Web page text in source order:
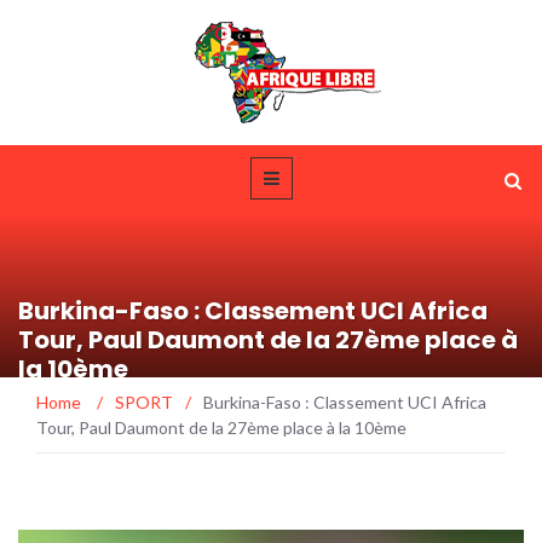
Burkina-Faso : Classement UCI Africa
Tour, Paul Daumont de la 27ème place à
la 10ème
Home / SPORT / Burkina-Faso : Classement UCI Africa
Tour, Paul Daumont de la 27ème place à la 10ème